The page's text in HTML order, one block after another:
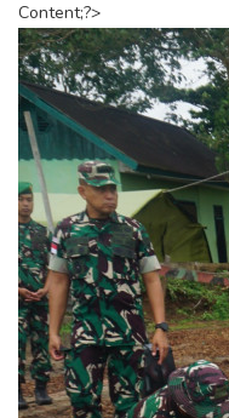
Content;?>